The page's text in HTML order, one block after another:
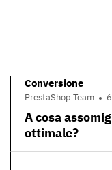
Conversione
PrestaShop Team
A cosa
ottimale?